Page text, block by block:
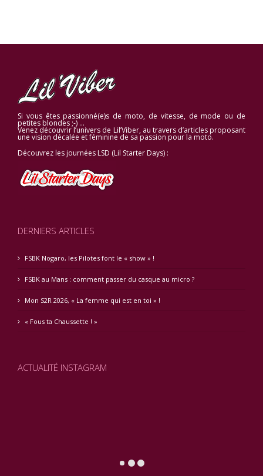
Si vous êtes passionné(e)s de moto, de vitesse, de mode ou de
petites blondes ;-) …
Venez découvrir l’univers de Lil’Viber, au travers d’articles proposant
une vision décalée et féminine de sa passion pour la moto.
Découvrez les journées LSD (Lil Starter Days) :
DERNIERS ARTICLES
FSBK Nogaro, les Pilotes font le « show » !
FSBK au Mans : comment passer du casque au micro ?
Mon S2R 2026, « La femme qui est en toi » !
« Fous ta Chaussette ! »
ACTUALITÉ INSTAGRAM